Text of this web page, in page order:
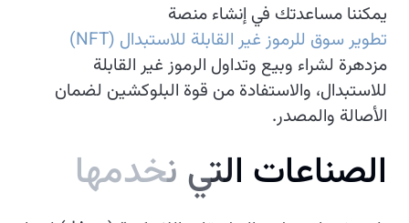
يمكننا مساعدتك في إنشاء منصة
تطوير سوق للرموز غير القابلة للاستبدال (NFT)
مزدهرة لشراء وبيع وتداول الرموز غير القابلة
للاستبدال، والاستفادة من قوة البلوكشين لضمان
الأصالة والمصدر.
الصناعات التي نخدمها